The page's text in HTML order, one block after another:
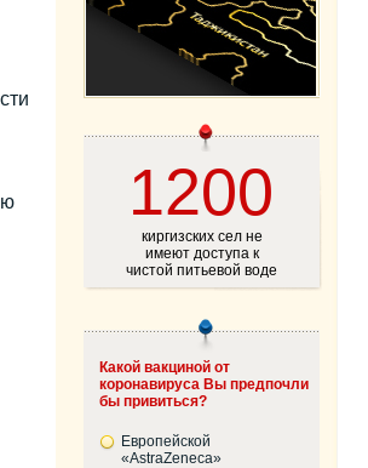
1200
киргизских сел не
имеют доступа к
чистой питьевой воде
Какой вакциной от
коронавируса Вы предпочли
бы привиться?
Европейской
«AstraZeneca»